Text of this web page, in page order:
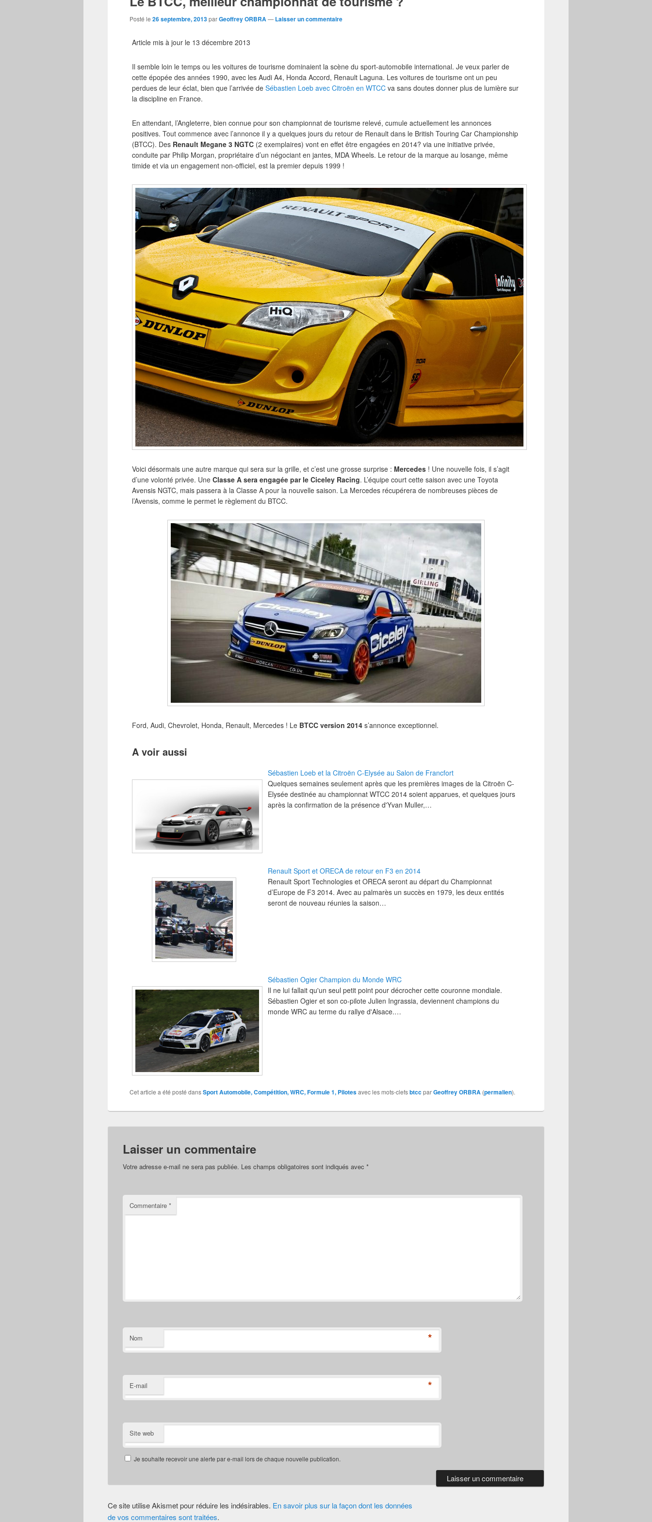
Posté le 26 septembre, 2013parGeoffrey ORBRA — Laisser un commentaire
Article mis à jour le 13 décembre 2013
Il semble loin le temps ou les voitures de tourisme dominaient la scène du sport-automobile international. Je veux parler de
cette épopée des années 1990, avec les Audi A4, Honda Accord, Renault Laguna. Les voitures de tourisme ont un peu
perdues de leur éclat, bien que l’arrivée de Sébastien Loeb avec Citroën en WTCC va sans doutes donner plus de lumière sur
la discipline en France.
En attendant, l’Angleterre, bien connue pour son championnat de tourisme relevé, cumule actuellement les annonces
positives. Tout commence avec l’annonce il y a quelques jours du retour de Renault dans le British Touring Car Championship
(BTCC). Des Renault Megane 3 NGTC (2 exemplaires) vont en effet être engagées en 2014? via une initiative privée,
conduite par Philip Morgan, propriétaire d’un négociant en jantes, MDA Wheels. Le retour de la marque au losange, même
timide et via un engagement non-officiel, est la premier depuis 1999 !
Voici désormais une autre marque qui sera sur la grille, et c’est une grosse surprise : Mercedes ! Une nouvelle fois, il s’agit
d’une volonté privée. Une Classe A sera engagée par le Ciceley Racing. L’équipe court cette saison avec une Toyota
Avensis NGTC, mais passera à la Classe A pour la nouvelle saison. La Mercedes récupérera de nombreuses pièces de
l’Avensis, comme le permet le règlement du BTCC.
Ford, Audi, Chevrolet, Honda, Renault, Mercedes ! Le BTCC version 2014 s’annonce exceptionnel.
A voir aussi
Sébastien Loeb et la Citroën C-Elysée au Salon de Francfort
Quelques semaines seulement après que les premières images de la Citroën C-
Elysée destinée au championnat WTCC 2014 soient apparues, et quelques jours
après la confirmation de la présence d'Yvan Muller,…
Renault Sport et ORECA de retour en F3 en 2014
Renault Sport Technologies et ORECA seront au départ du Championnat
d’Europe de F3 2014. Avec au palmarès un succès en 1979, les deux entités
seront de nouveau réunies la saison…
Sébastien Ogier Champion du Monde WRC
Il ne lui fallait qu'un seul petit point pour décrocher cette couronne mondiale.
Sébastien Ogier et son co-pilote Julien Ingrassia, deviennent champions du
monde WRC au terme du rallye d'Alsace.…
Cet article a été posté dansSport Automobile, Compétition, WRC, Formule 1, Pilotesavec les mots-clefsbtccparGeoffrey ORBRA (permalien).
Laisser un commentaire
Votre adresse e-mail ne sera pas publiée. Les champs obligatoires sont indiqués avec *
Commentaire *
Nom *
E-mail *
Site web
Je souhaite recevoir une alerte par e-mail lors de chaque nouvelle publication.
Ce site utilise Akismet pour réduire les indésirables. En savoir plus sur la façon dont les données
de vos commentaires sont traitées.